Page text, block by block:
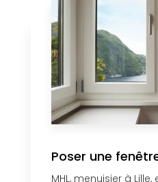
Poser une
MHL, menuisier à